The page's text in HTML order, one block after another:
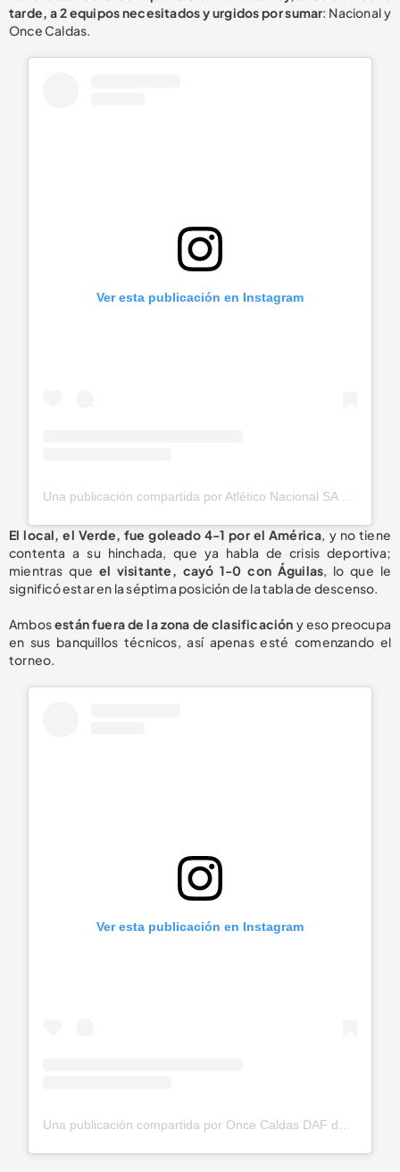
tarde, a 2 equipos necesitados y urgidos por sumar: Nacional y
Once Caldas.
Ver esta publicación en Instagram
El local, el Verde, fue goleado 4-1 por el América , y no tiene
contenta a su hinchada, que ya habla de crisis deportiva;
mientras que el visitante, cayó 1-0 con Águilas , lo que le
significó estar en la séptima posición de la tabla de descenso.
Ambosestán fuera de la zona de clasificación y eso preocupa
en sus banquillos técnicos, así apenas esté comenzando el
torneo.
Ver esta publicación en Instagram
Una publicación compartida por Once Caldas DAF de la Montaña (@oncecaldasoficial)